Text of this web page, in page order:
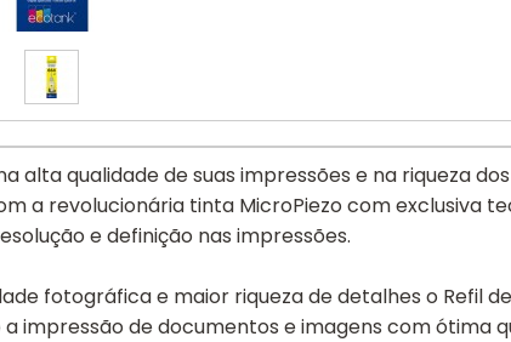
alta qualidade de suas impressões e na riqueza
a revolucionária tinta MicroPiezo com exclusiva
e definição nas impressões.
fotográfica e maior riqueza de detalhes o Refil
impressão de documentos e imagens com ótima